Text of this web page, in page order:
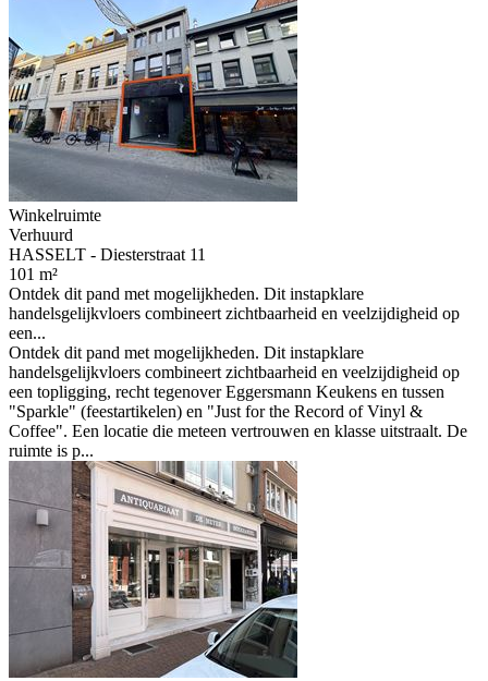
Winkelruimte
Verhuurd
HASSELT - Diesterstraat 11
101 m²
Ontdek dit pand met mogelijkheden. Dit instapklare
handelsgelijkvloers combineert zichtbaarheid en veelzijdigheid op
een...
Ontdek dit pand met mogelijkheden. Dit instapklare
handelsgelijkvloers combineert zichtbaarheid en veelzijdigheid op
een topligging, recht tegenover Eggersmann Keukens en tussen
"Sparkle" (feestartikelen) en "Just for the Record of Vinyl &
Coffee". Een locatie die meteen vertrouwen en klasse uitstraalt. De
ruimte is p...